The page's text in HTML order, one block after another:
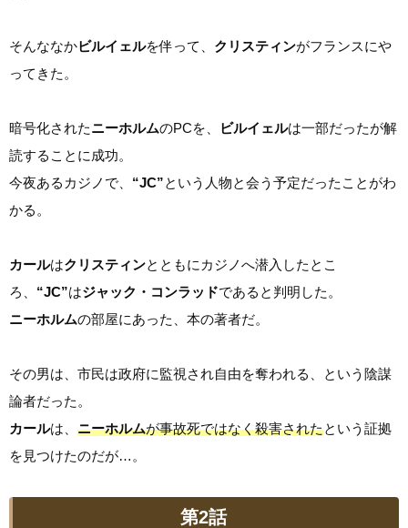
そんななかビルイェルを伴って、 クリスティンがフランスにや
ってきた。
暗号化されたニーホルムのPCを、 ビルイェルは一部だったが解
読することに成功。
今夜あるカジノで、 “JC”という人物と会う予定だったことがわ
かる。
カールはクリスティンとともにカジノへ潜入したとこ
ろ、 “JC”はジャック・コンラッドであると判明した。
ニーホルムの部屋にあった、本の著者だ。
その男は、市民は政府に監視され自由を奪われる、という陰謀
論者だった。
カールは、 ニーホルムが事故死ではなく殺害されたという証拠
を見つけたのだが…。
第2話